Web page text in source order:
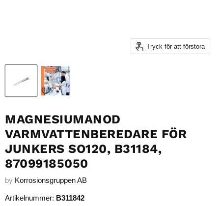
Tryck för att förstora
MAGNESIUMANOD
VARMVATTENBEREDARE FÖR
JUNKERS SO120, B31184,
87099185050
by Korrosionsgruppen AB
Artikelnummer: B311842